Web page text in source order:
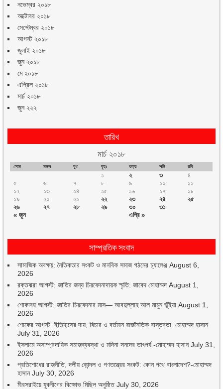
নভেম্বর ২০১৮
অক্টোবর ২০১৮
সেপ্টেম্বর ২০১৮
আগস্ট ২০১৮
জুলাই ২০১৮
জুন ২০১৮
মে ২০১৮
এপ্রিল ২০১৮
মার্চ ২০১৮
জুন ২২২
তারিখ
মার্চ ২০১৮
সোম মঙ্গল বুধ বৃহঃ শুক্র শনি রবি
« জুন এপ্রি »
১ ২ ৩
৪
৫
৬ ৭ ৮ ৯ ১০
১১
১২
১৩ ১৪ ১৫ ১৬ ১৭
১৮
১৯
২০ ২১ ২২ ২৩ ২৪
২৫
২৬
২৭ ২৮ ২৯ ৩০ ৩১
সাম্প্রতিক সংবাদ
সামাজিক অবক্ষয়: নৈতিকতার সংকট ও মানবিক সমাজ গঠনের চ্যালেঞ্জ August 6,
2026
রক্তঝরা আগস্ট: জাতির জন্য চিরবেদনাদায়ক স্মৃতি: জাবেদ মোহাম্মদ August 1,
2026
শোকাবহ আগস্ট: জাতির চিরবেদনার মাস— আবদুল্লাহ আল মামুন ভূঁইয়া August 1,
2026
শোকের আগস্ট: ইতিহাসের দায়, বিচার ও বর্তমান রাজনৈতিক বাস্তবতা: মোহাম্মদ হাসান
July 31, 2026
ইসলামে অসাম্প্রদায়িক সমাজব্যবস্থা ও মদিনা সনদের তাৎপর্য -মোহাম্মদ হাসান July 31,
2026
প্রতিশোধের রাজনীতি, দলীয় কোন্দল ও গণতন্ত্রের সংকট: কোন পথে বাংলাদেশ?-মোহাম্মদ
হাসান July 30, 2026
মীরসরাইয়ে যুবলীগের বিক্ষোভ মিছিল অনুষ্ঠিত July 30, 2026